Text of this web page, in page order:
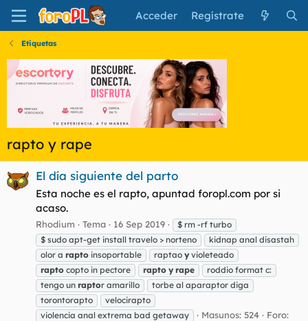
Acceder Regístrate
Etiquetas
rapto y rape
El día siguiente del parto
Esta noche es el rapto, apuntad foropl.com por si
acaso.
Rhodium Tema 16 Sep 2019
$ rm -rf turbo
$ sudo apt-get install travelo > norteno
kidnap anal disastah
olor a rapto insoportable raptao y violeteado
rapto copto in pectore rapto y rape
roddio format c:
tengo un raptor amarillo
torbe al aparaptor diga
torontorapto
velocirapto
violencia anal extrema bad getaway
Masunos: 524
Foro: